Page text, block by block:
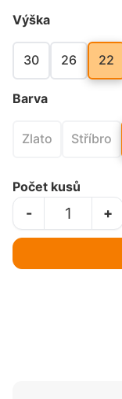
Výška
30 26 22
Barva
Zlato Stříbro
Počet kusů
+
-